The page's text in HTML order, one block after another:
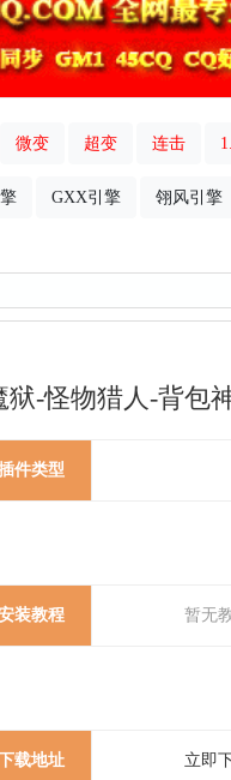
微变 超变 连击
GXX引擎 翎风引擎
-怪物猎人-背包
件类型
装教程 暂无
载地址 立即